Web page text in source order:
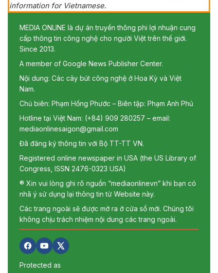
information for Vietnamese.
MEDIA ONLINE là dự án truyền thông phi lợi nhuận cung
cấp thông tin công nghệ cho người Việt trên thế giới.
Since 2013.
A member of Google News Publisher Center.
Nội dung: Các cây bút công nghệ ở Hoa Kỳ và Việt
Nam.
Chủ biên: Phạm Hồng Phước – Biên tập: Phạm Anh Phú
Hotline tại Việt Nam: (+84) 909 280257 – email:
mediaonlinesaigon@gmail.com
Đã đăng ký thông tin với Bộ TT-TT VN.
Registered online newspaper in USA (the US Library of
Congress, ISSN 2476-0323 USA)
® Xin vui lòng ghi rõ nguồn “mediaonlinevn” khi bạn có
nhã ý sử dụng lại thông tin từ Website này.
Các trang ngoài sẽ được mở ra ở cửa sổ mới. Chúng tôi
không chịu trách nhiệm nội dung các trang ngoài.
Protected as